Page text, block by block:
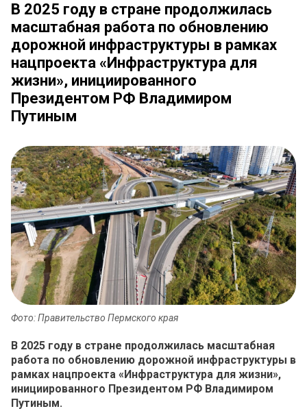
В 2025 году в стране продолжилась
масштабная работа по обновлению
дорожной инфраструктуры в рамках
нацпроекта «Инфраструктура для
жизни», инициированного
Президентом РФ Владимиром
Путиным
Фото: Правительство Пермского края
В 2025 году в стране продолжилась масштабная
работа по обновлению дорожной инфраструктуры в
рамках нацпроекта «Инфраструктура для жизни»,
инициированного Президентом РФ Владимиром
Путиным.